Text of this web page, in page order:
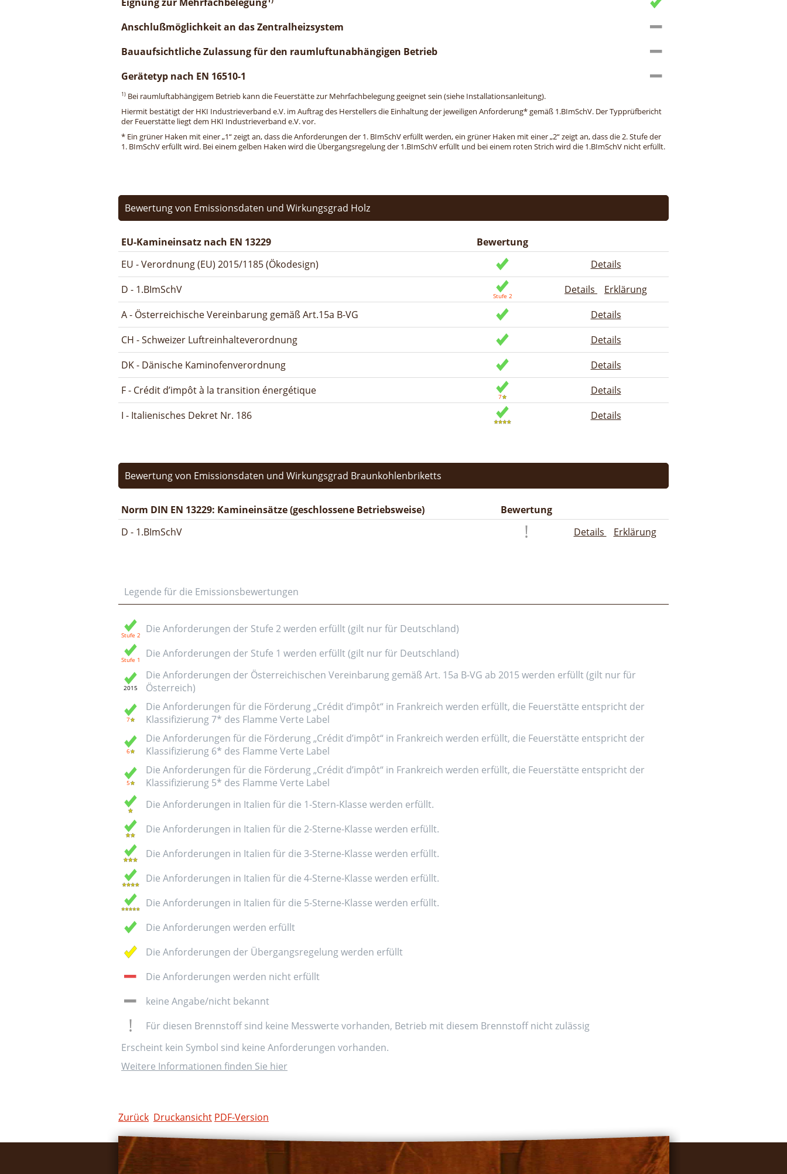
Anschlußmöglichkeit an das Zentralheizsystem
Bauaufsichtliche Zulassung für den raumluftunabhängigen Betrieb
Gerätetyp nach EN 16510-1
1) Bei raumluftabhängigem Betrieb kann die Feuerstätte zur Mehrfachbelegung geeignet sein (siehe Installationsanleitung).
Hiermit bestätigt der HKI Industrieverband e.V. im Auftrag des Herstellers die Einhaltung der jeweiligen Anforderung* gemäß 1.BImSchV. Der Typprüfbericht
der Feuerstätte liegt dem HKI Industrieverband e.V. vor.
* Ein grüner Haken mit einer „1“ zeigt an, dass die Anforderungen der 1. BImSchV erfüllt werden, ein grüner Haken mit einer „2“ zeigt an, dass die 2. Stufe der
1. BImSchV erfüllt wird. Bei einem gelben Haken wird die Übergangsregelung der 1.BImSchV erfüllt und bei einem roten Strich wird die 1.BImSchV nicht erfüllt.
Bewertung von Emissionsdaten und Wirkungsgrad Holz
EU-Kamineinsatz nach EN 13229
Bewertung
EU - Verordnung (EU) 2015/1185 (Ökodesign)
Details
D - 1.BImSchV
Details
Erklärung
A - Österreichische Vereinbarung gemäß Art.15a B-VG
Details
CH - Schweizer Luftreinhalteverordnung
Details
DK - Dänische Kaminofenverordnung
Details
F - Crédit d’impôt à la transition énergétique
Details
I - Italienisches Dekret Nr. 186
Details
Bewertung von Emissionsdaten und Wirkungsgrad Braunkohlenbriketts
Norm DIN EN 13229: Kamineinsätze (geschlossene Betriebsweise)
Bewertung
D - 1.BImSchV
Details Erklärung
Legende für die Emissionsbewertungen
Die Anforderungen der Stufe 2 werden erfüllt (gilt nur für Deutschland)
Die Anforderungen der Stufe 1 werden erfüllt (gilt nur für Deutschland)
Die Anforderungen der Österreichischen Vereinbarung gemäß Art. 15a B-VG ab 2015 werden erfüllt (gilt nur für
Österreich)
Die Anforderungen für die Förderung „Crédit d’impôt“ in Frankreich werden erfüllt, die Feuerstätte entspricht der
Klassifizierung 7* des Flamme Verte Label
Die Anforderungen für die Förderung „Crédit d’impôt“ in Frankreich werden erfüllt, die Feuerstätte entspricht der
Klassifizierung 6* des Flamme Verte Label
Die Anforderungen für die Förderung „Crédit d’impôt“ in Frankreich werden erfüllt, die Feuerstätte entspricht der
Klassifizierung 5* des Flamme Verte Label
Die Anforderungen in Italien für die 1-Stern-Klasse werden erfüllt.
Die Anforderungen in Italien für die 2-Sterne-Klasse werden erfüllt.
Die Anforderungen in Italien für die 3-Sterne-Klasse werden erfüllt.
Die Anforderungen in Italien für die 4-Sterne-Klasse werden erfüllt.
Die Anforderungen in Italien für die 5-Sterne-Klasse werden erfüllt.
Die Anforderungen werden erfüllt
Die Anforderungen der Übergangsregelung werden erfüllt
Die Anforderungen werden nicht erfüllt
keine Angabe/nicht bekannt
Für diesen Brennstoff sind keine Messwerte vorhanden, Betrieb mit diesem Brennstoff nicht zulässig
Erscheint kein Symbol sind keine Anforderungen vorhanden.
Weitere Informationen finden Sie hier
Zurück Druckansicht PDF-Version